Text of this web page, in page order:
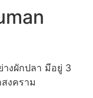
งผักปลา มีอยู่ 3
งคราม